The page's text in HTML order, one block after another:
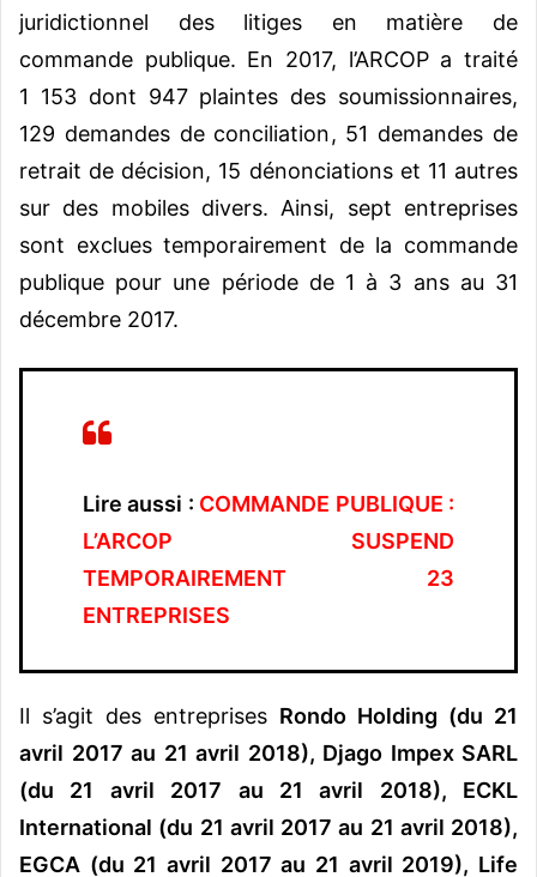
juridictionnel des litiges en matière de
commande publique. En 2017, l’ARCOP a traité
1 153 dont 947 plaintes des soumissionnaires,
129 demandes de conciliation, 51 demandes de
retrait de décision, 15 dénonciations et 11 autres
sur des mobiles divers. Ainsi, sept entreprises
sont exclues temporairement de la commande
publique pour une période de 1 à 3 ans au 31
décembre 2017.
Lire aussi : COMMANDE PUBLIQUE :
L’ARCOP SUSPEND
TEMPORAIREMENT 23
ENTREPRISES
Il s’agit des entreprises Rondo Holding (du 21
avril 2017 au 21 avril 2018), Djago Impex SARL
(du 21 avril 2017 au 21 avril 2018), ECKL
International (du 21 avril 2017 au 21 avril 2018),
EGCA (du 21 avril 2017 au 21 avril 2019), Life